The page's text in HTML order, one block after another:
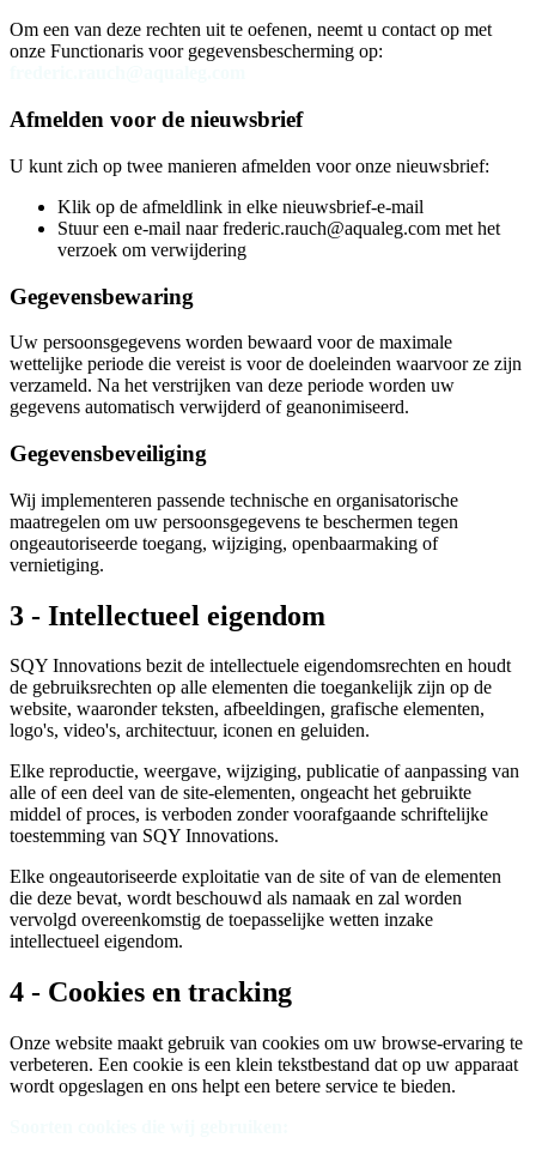
Om een van deze rechten uit te oefenen, neemt u contact op met
onze Functionaris voor gegevensbescherming op:
Afmelden voor de nieuwsbrief
U kunt zich op twee manieren afmelden voor onze nieuwsbrief:
Klik op de afmeldlink in elke nieuwsbrief-e-mail
Stuur een e-mail naar frederic.rauch@aqualeg.com met het
verzoek om verwijdering
Gegevensbewaring
Uw persoonsgegevens worden bewaard voor de maximale
wettelijke periode die vereist is voor de doeleinden waarvoor ze zijn
verzameld. Na het verstrijken van deze periode worden uw
gegevens automatisch verwijderd of geanonimiseerd.
Gegevensbeveiliging
Wij implementeren passende technische en organisatorische
maatregelen om uw persoonsgegevens te beschermen tegen
ongeautoriseerde toegang, wijziging, openbaarmaking of
vernietiging.
3 - Intellectueel eigendom
SQY Innovations bezit de intellectuele eigendomsrechten en houdt
de gebruiksrechten op alle elementen die toegankelijk zijn op de
website, waaronder teksten, afbeeldingen, grafische elementen,
logo's, video's, architectuur, iconen en geluiden.
Elke reproductie, weergave, wijziging, publicatie of aanpassing van
alle of een deel van de site-elementen, ongeacht het gebruikte
middel of proces, is verboden zonder voorafgaande schriftelijke
toestemming van SQY Innovations.
Elke ongeautoriseerde exploitatie van de site of van de elementen
die deze bevat, wordt beschouwd als namaak en zal worden
vervolgd overeenkomstig de toepasselijke wetten inzake
intellectueel eigendom.
4 - Cookies en tracking
Onze website maakt gebruik van cookies om uw browse-ervaring te
verbeteren. Een cookie is een klein tekstbestand dat op uw apparaat
wordt opgeslagen en ons helpt een betere service te bieden.